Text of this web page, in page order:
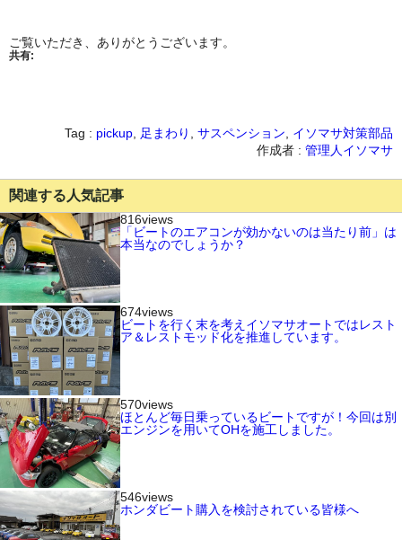
ご覧いただき、ありがとうございます。
共有:
Tag : pickup 足まわり サスペンション
イソマサ対策部品
作成者 : 管理人イソマサ
関連する人気記事
816views
「ビートのエアコンが効かないのは当たり前」は
本当なのでしょうか？
674views
ビートを行く末を考えイソマサオートではレスト
ア＆レストモッド化を推進しています。
570views
ほとんど毎日乗っているビートですが！今回は別
エンジンを用いてOHを施工しました。
546views
ホンダビート購入を検討されている皆様へ